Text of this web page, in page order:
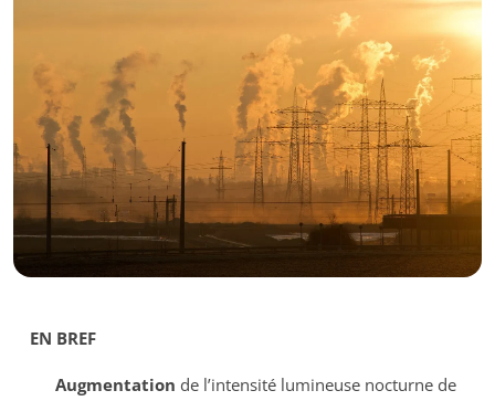
EN BREF
Augmentation de l’intensité lumineuse nocturne de